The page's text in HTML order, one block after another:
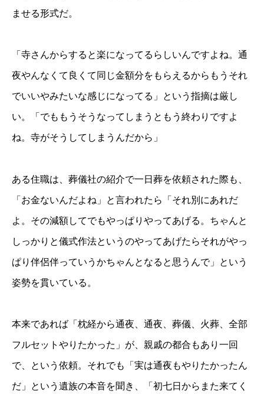
ませる形式だ。
「寺さんからすると楽になってるらしいんですよね。通
夜やんなくて良くて同じ金額分をもらえるからもうそれ
でいいやみたいな感じになってる」という指摘は厳し
い。「でももうそうなってしまうともう終わりですよ
ね。寺がそうしてしまうんだから」
ある住職は、葬儀社の紹介で一日葬を依頼された際も、
「お金ないんだよね」と言われたら「それ別にあれだ
よ。その減額してでもやっぱりやってあげる。ちゃんと
しっかりと儀式作法というのやってあげたらそれがやっ
ぱり伴侶伴っていうかちゃんとなると思うんで」という
姿勢を貫いている。
本来であれば「枕経から通夜、通夜、葬儀、火葬、全部
フルセットやりたかった」が、親戚の都合もあり一回
で、という依頼。それでも「実は通夜もやりたかったん
だ」という遺族の本音を聞き、「初七日からまた来てく